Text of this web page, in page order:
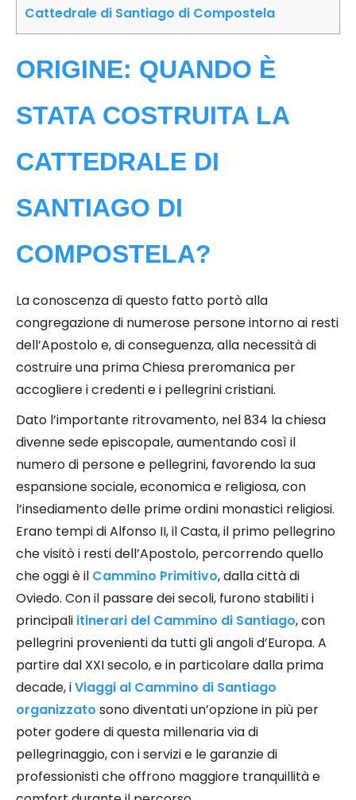
Cattedrale di Santiago di Compostela
ORIGINE: QUANDO È
STATA COSTRUITA LA
CATTEDRALE DI
SANTIAGO DI
COMPOSTELA?
La conoscenza di questo fatto portò alla
congregazione di numerose persone intorno ai resti
dell’Apostolo e, di conseguenza, alla necessità di
costruire una prima Chiesa preromanica per
accogliere i credenti e i pellegrini cristiani.
Dato l’importante ritrovamento, nel 834 la chiesa
divenne sede episcopale, aumentando così il
numero di persone e pellegrini, favorendo la sua
espansione sociale, economica e religiosa, con
l’insediamento delle prime ordini monastici religiosi.
Erano tempi di Alfonso II, il Casta, il primo pellegrino
che visitò i resti dell’Apostolo, percorrendo quello
che oggi è il Cammino Primitivo, dalla città di
Oviedo. Con il passare dei secoli, furono stabiliti i
principali itinerari del Cammino di Santiago, con
pellegrini provenienti da tutti gli angoli d’Europa. A
partire dal XXI secolo, e in particolare dalla prima
decade, iViaggi al Cammino di Santiago
organizzato sono diventati un’opzione in più per
poter godere di questa millenaria via di
pellegrinaggio, con i servizi e le garanzie di
professionisti che offrono maggiore tranquillità e